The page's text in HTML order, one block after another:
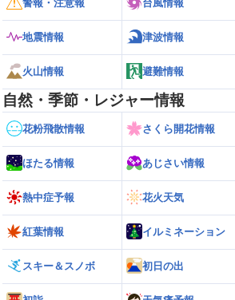
警報・注意報 台風情報
地震情報 津波情報
火山情報 避難情報
自然・季節・レジャー情報
花粉飛散情報 さくら開花情報
ほたる情報 あじさい情報
熱中症予報 花火天気
紅葉情報 イルミネーション
スキー＆スノボ 初日の出